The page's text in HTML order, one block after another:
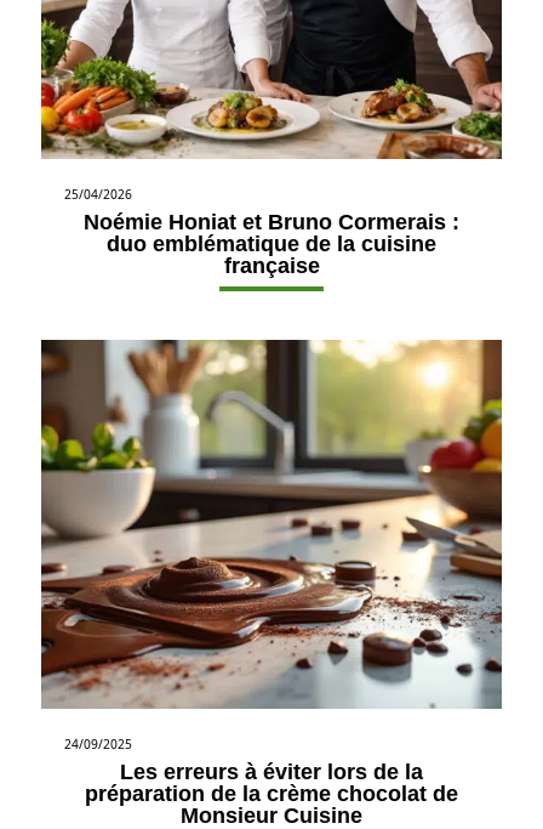
25/04/2026
Noémie Honiat et Bruno Cormerais :
duo emblématique de la cuisine
française
24/09/2025
Les erreurs à éviter lors de la
préparation de la crème chocolat de
Monsieur Cuisine